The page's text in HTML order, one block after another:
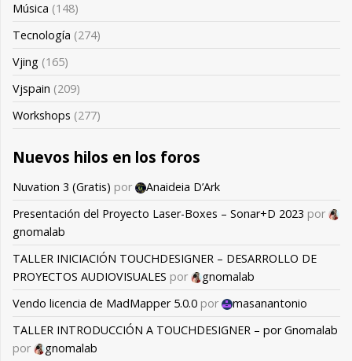
Música (148)
Tecnología (274)
Vjing (165)
Vjspain (209)
Workshops (277)
Nuevos hilos en los foros
Nuvation 3 (Gratis) por
Anaideia D’Ark
Presentación del Proyecto Laser-Boxes – Sonar+D 2023 por
gnomalab
TALLER INICIACIÓN TOUCHDESIGNER – DESARROLLO DE
PROYECTOS AUDIOVISUALES por
gnomalab
Vendo licencia de MadMapper 5.0.0 por
masanantonio
TALLER INTRODUCCIÓN A TOUCHDESIGNER – por Gnomalab
por
gnomalab